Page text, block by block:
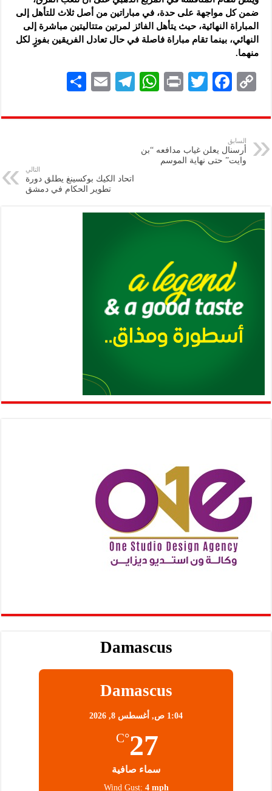
‏ضمن كل مواجهة على حدة، في مباراتين من ‏أصل ثلاث للتأهل ‏إلى
المباراة النهائية، حيث يتأهل الفائز ‏لمرتين متتاليتين مباشرة ‏إلى
النهائي، بينما تقام مباراة ‏فاصلة في حال تعادل الفريقين ‏بفوزٍ لكل
منهما‎.‎
C
p
y
Li
F
eb
k
T
tt
P
nt
W
at
p
Te
gr
E
ai
ar
السابق
أرسنال يعلن غياب مدافعه “بن
وايت” حتى نهاية الموسم
التالي
اتحاد الكيك بوكسينغ يطلق دورة
تطوير الحكام في دمشق
Damascus
Damascus
1:04 ص, أغسطس 8, 2026
27
°C
سماء صافية
Wind Gust: 4 mph